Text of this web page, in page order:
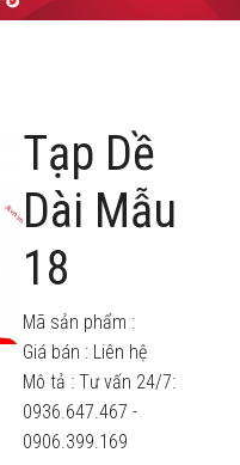
Tạp Dề
Dài Mẫu
18
Mã sản phẩm :
Giá bán : Liên hệ
Mô tả : Tư vấn 24/7:
0936.647.467 -
0906.399.169